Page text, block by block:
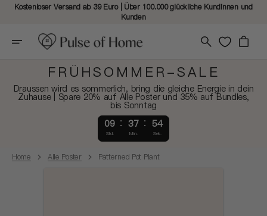
Kostenloser Versand ab 39 Euro | Über 100.000 glückliche Kundinnen und
Kunden
Warenkorb
FRÜHSOMMER-SALE
Draussen wird es sommerlich, bring die gleiche Energie in dein
Zuhause | Spare 20% auf Alle Poster und 35% auf Bundles,
bis Sonntag
09
Std.
37
Min.
53
Sek.
Home Alle Poster Patterned Pot Plant